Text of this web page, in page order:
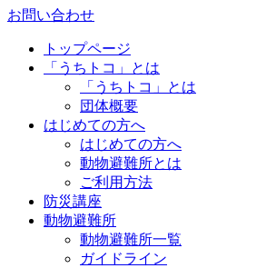
お問い合わせ
トップページ
「うちトコ」とは
「うちトコ」とは
団体概要
はじめての方へ
はじめての方へ
動物避難所とは
ご利用方法
防災講座
動物避難所
動物避難所一覧
ガイドライン